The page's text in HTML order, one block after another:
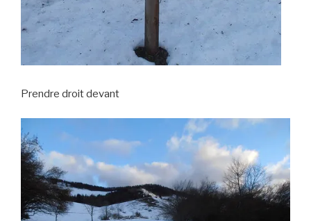
Prendre droit devant